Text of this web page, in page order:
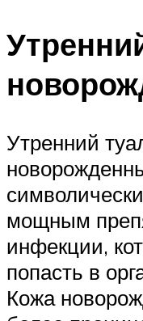
Утренний
мощным
инфекции,
попасть в
Кожа